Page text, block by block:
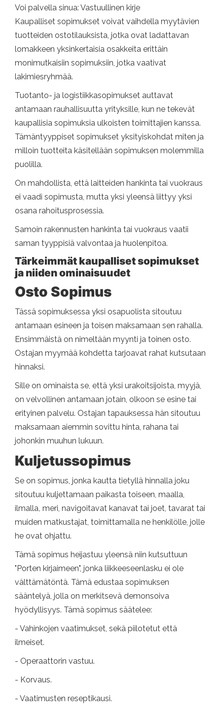
Voi palvella sinua: Vastuullinen kirje
Kaupalliset sopimukset voivat vaihdella myytävien
tuotteiden ostotilauksista, jotka ovat ladattavan
lomakkeen yksinkertaisia ​​osakkeita erittäin
monimutkaisiin sopimuksiin, jotka vaativat
lakimiesryhmää.
Tuotanto- ja logistiikkasopimukset auttavat
antamaan rauhallisuutta yrityksille, kun ne tekevät
kaupallisia sopimuksia ulkoisten toimittajien kanssa.
Tämäntyyppiset sopimukset yksityiskohdat miten ja
milloin tuotteita käsitellään sopimuksen molemmilla
puolilla.
On mahdollista, että laitteiden hankinta tai vuokraus
ei vaadi sopimusta, mutta yksi yleensä liittyy yksi
osana rahoitusprosessia.
Samoin rakennusten hankinta tai vuokraus vaatii
saman tyyppisiä valvontaa ja huolenpitoa.
Tärkeimmät kaupalliset sopimukset
ja niiden ominaisuudet
Osto Sopimus
Tässä sopimuksessa yksi osapuolista sitoutuu
antamaan esineen ja toisen maksamaan sen rahalla.
Ensimmäistä on nimeltään myynti ja toinen osto.
Ostajan myymää kohdetta tarjoavat rahat kutsutaan
hinnaksi.
Sille on ominaista se, että yksi urakoitsijoista, myyjä,
on velvollinen antamaan jotain, olkoon se esine tai
erityinen palvelu. Ostajan tapauksessa hän sitoutuu
maksamaan aiemmin sovittu hinta, rahana tai
johonkin muuhun lukuun.
Kuljetussopimus
Se on sopimus, jonka kautta tietyllä hinnalla joku
sitoutuu kuljettamaan paikasta toiseen, maalla,
ilmalla, meri, navigoitavat kanavat tai joet, tavarat tai
muiden matkustajat, toimittamalla ne henkilölle, jolle
he ovat ohjattu.
Tämä sopimus heijastuu yleensä niin kutsuttuun
"Porten kirjaimeen", jonka liikkeeseenlasku ei ole
välttämätöntä. Tämä edustaa sopimuksen
sääntelyä, jolla on merkitsevä demonsoiva
hyödyllisyys. Tämä sopimus säätelee:
- Vahinkojen vaatimukset, sekä piilotetut että
ilmeiset.
- Operaattorin vastuu.
- Korvaus.
- Vaatimusten reseptikausi.